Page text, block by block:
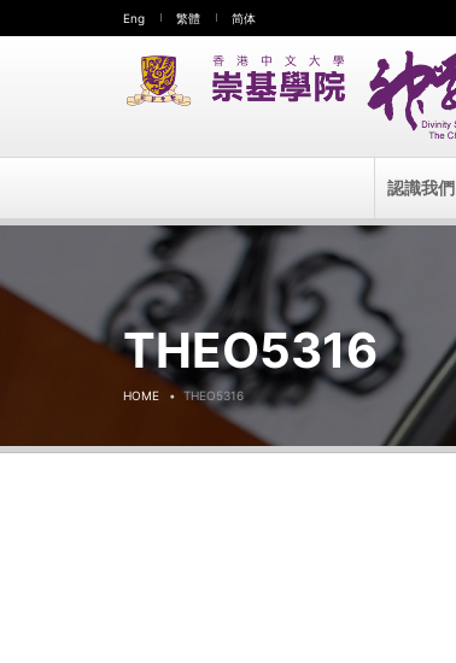
Eng 繁體 简体
認識我們
THEO5316
HOME THEO5316